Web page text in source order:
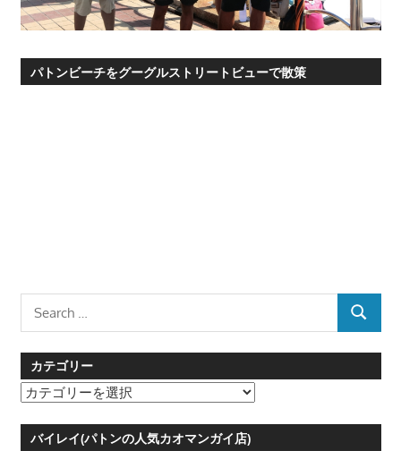
パトンビーチをグーグルストリートビューで散策
SEARCH
カテゴリー
カ
ゴバイレイ(パトンの人気カオマンガイ店)